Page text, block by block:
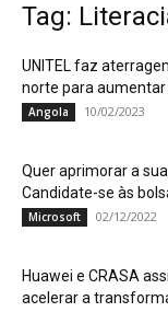
Tag:
UNITEL faz
norte para aumentar
Angola 10/02/2023
Quer aprimorar a
Candidate-se às
Microsoft 02/12/2022
Huawei e CRASA
acelerar a